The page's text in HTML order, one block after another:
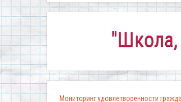
"Школа, в
Мониторинг удовлетворенности